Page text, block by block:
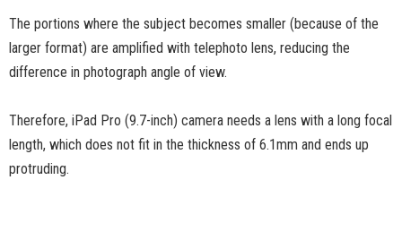
The portions where the subject becomes smaller (because of the
larger format) are amplified with telephoto lens, reducing the
difference in photograph angle of view.
Therefore, iPad Pro (9.7-inch) camera needs a lens with a long focal
length, which does not fit in the thickness of 6.1mm and ends up
protruding.